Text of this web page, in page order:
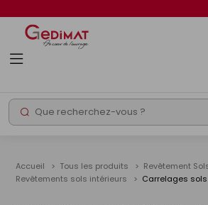
Rechercher
Accueil Tous les produits
Revêtement
Revêtements sols intérieurs
Carrelages